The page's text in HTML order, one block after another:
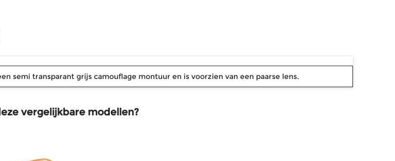
semi transparant grijs camouflage montuur en is voorzien van een paarse lens.
vergelijkbare modellen?